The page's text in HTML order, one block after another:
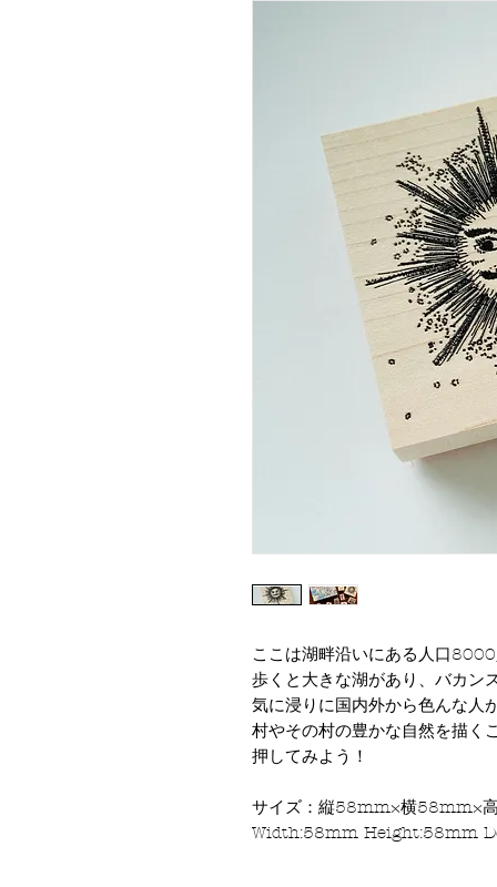
ここは湖畔沿いにある人口
歩くと大きな湖があり、バカン
気に浸りに国内外から色んな人
村やその村の豊かな自然を描く
押してみよう！
サイズ：縦58mm×横58mm×
Width:58mm Height:58mm